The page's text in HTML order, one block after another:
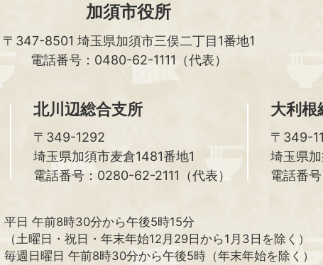
加須市役所
〒347-8501 埼玉県加須市三俣二丁目1番地1
電話番号：0480-62-1111（代表）
北川辺総合支所
〒349-1292
埼玉県加須市麦倉1481番地1
電話番号：0280-62-2111（代表）
大利根
〒349-
埼玉県
電話番
平日 午前8時30分から午後5時15分
（土曜日・祝日・年末年始12月29日から1月3日を除く）
毎週日曜日 午前8時30分から午後5時（年末年始を除く）